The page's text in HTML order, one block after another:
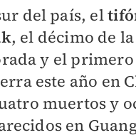
del país, el
, el décimo de la
y el primero
este año en
muertos y
en